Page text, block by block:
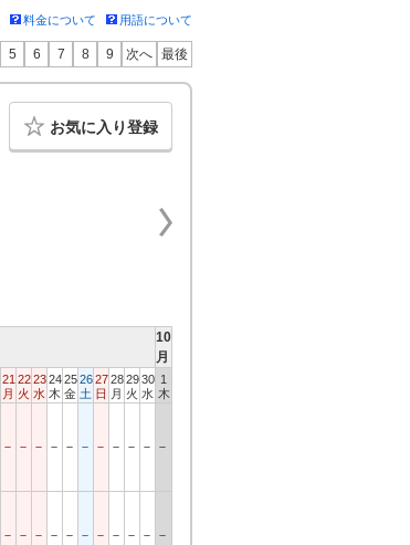
料金について 用語について
5 6 7 8 9 次へ 最後
お気に入り登録
10
月
21
月
22
火
23
水
24
木
25
金
26
土
27
日
28
月
29
火
30
水
1
木
－ － － － － － － － － － －
－ － － － － － － － － － －